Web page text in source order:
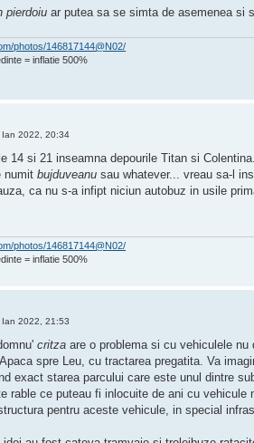
pierdoiu ar putea sa se simta de asemenea si
photos/146817144@N02/
= inflatie 500%
Ian 2022, 20:34
14 si 21 inseamna depourile Titan si
numitbujduveanu sau whatever... vreau sa-l
ca nu s-a infipt niciun autobuz in usile
photos/146817144@N02/
= inflatie 500%
Ian 2022, 21:53
critza are o problema si cu vehiculele nu
spre Leu, cu tractarea pregatita. Va
exact starea parcului care este unul dintre
rable ce puteau fi inlocuite de ani cu
pentru aceste vehicule, in special